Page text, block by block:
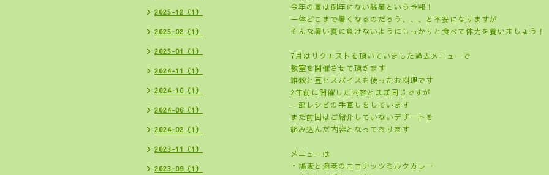
今年の夏は例年にない猛暑という予報！
一体どこまで暑くなるのだろう、、、と不安になりますが
そんな暑い夏に負けないようにしっかりと食べて体力を養いましょう！
7月はリクエストを頂いていました過去メニューで
教室を開催させて頂きます
雑穀と豆とスパイスを使ったお料理です
2年前に開催した内容とほぼ同じですが
一部レシピの手直しをしています
また前回はご紹介していないデザートを
組み込んだ内容となっております
メニューは
・鳩麦と海老のココナッツミルクカレー
2025-12（1）
2025-02（1）
2025-01（1）
2024-11（1）
2024-10（1）
2024-06（1）
2024-02（1）
2023-11（1）
2023-09（1）